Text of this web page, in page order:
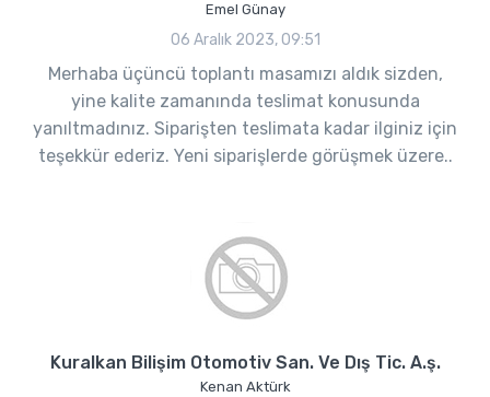
Emel Günay
06 Aralık 2023, 09:51
Merhaba üçüncü toplantı masamızı aldık sizden,
yine kalite zamanında teslimat konusunda
yanıltmadınız. Siparişten teslimata kadar ilginiz için
teşekkür ederiz. Yeni siparişlerde görüşmek üzere..
Kuralkan Bilişim Otomotiv San. Ve Dış Tic. A.ş.
Kenan Aktürk